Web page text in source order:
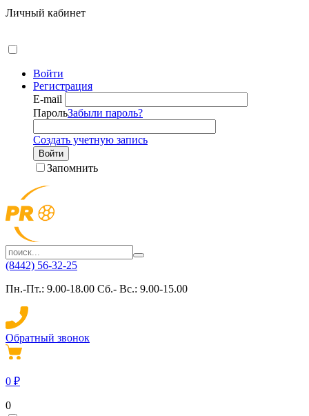
Личный кабинет
Войти
Регистрация
E-mail
ПарольЗабыли пароль?
Создать учетную запись
Войти
Запомнить
(8442) 56-32-25
Пн.-Пт.: 9.00-18.00 Сб.- Вс.: 9.00-15.00
Обратный звонок
0 ₽
0